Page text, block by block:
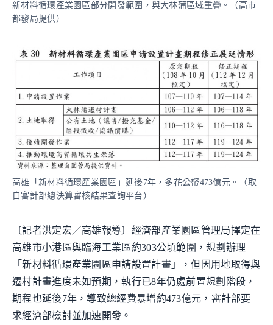
新材料循環產業園區部分開發範圍，與大林蒲區域重疊。（高市
都發局提供）
高雄「新材料循環產業園區」延後7年，多花公帑473億元。（取
自審計部總決算審核結果查詢平台）
〔記者洪定宏／高雄報導〕經濟部產業園區管理局擇定在
高雄市小港區與臨海工業區約303公頃範圍，規劃辦理
「新材料循環產業園區申請設置計畫」，但因用地取得與
遷村計畫進度未如預期，執行已8年仍處前置規劃階段，
期程也延後7年，導致總經費暴增約473億元，審計部要
求經濟部檢討並加速開發。